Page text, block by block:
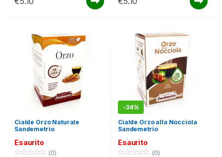
Cioccolato e al Caramello.
Cialde Orzo Naturale
Sandemetrio
Esaurito
(0)
-34%
Cialde Orzo alla Nocciola
Sandemetrio
Esaurito
(0)